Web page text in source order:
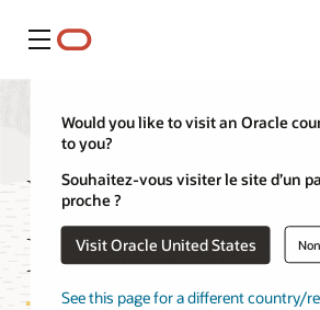
Menu
Would you like to visit an Oracle
to you?
Souhaitez-vous visiter le site d’un
proche ?
Visit Oracle United States
See this page for a different country/
Vidéos Oracle